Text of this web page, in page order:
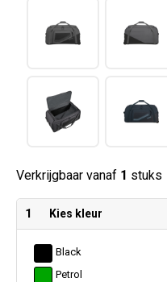
Verkrijgbaar vanaf 1 stuks
1 Kies kleur
Black
Petrol